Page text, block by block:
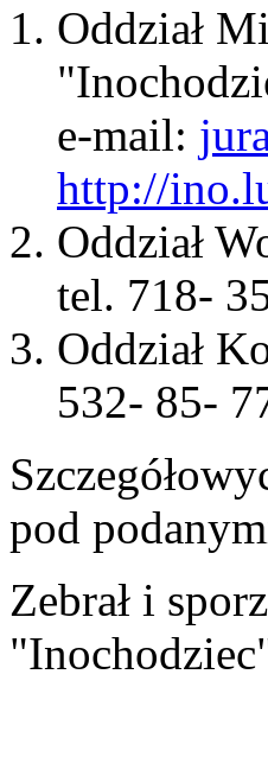
Oddział
e-mail:
http://
Oddział
tel. 718-
Oddział
532- 85-
pod
Zebrał i